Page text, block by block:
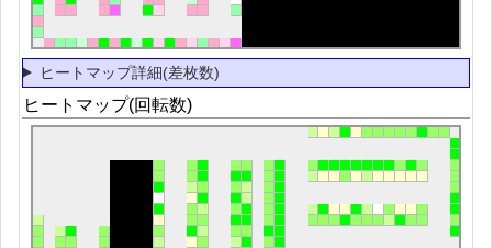
ヒートマップ詳細(差枚数)
ヒートマップ(回転数)